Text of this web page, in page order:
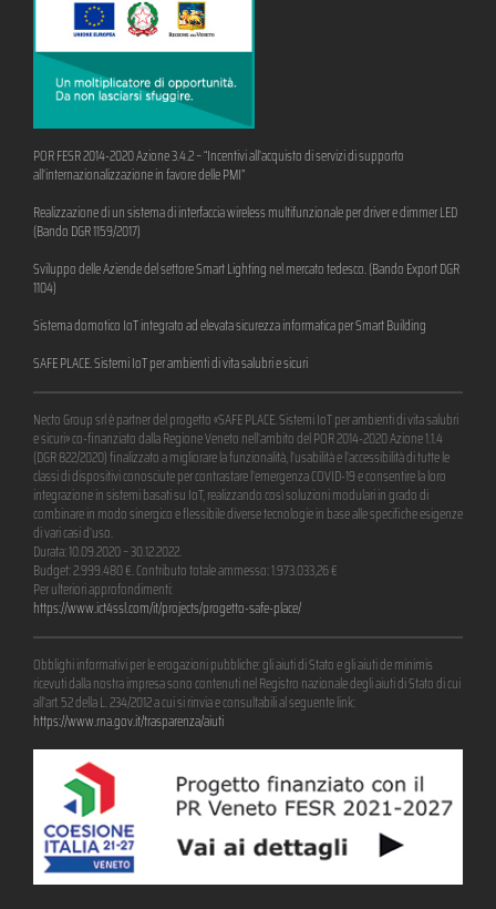
POR FESR 2014-2020 Azione 3.4.2 – “Incentivi all’acquisto di servizi di supporto
all’internazionalizzazione in favore delle PMI”
Realizzazione di un sistema di interfaccia wireless multifunzionale per driver e dimmer LED
(Bando DGR 1159/2017)
Sviluppo delle Aziende del settore Smart Lighting nel mercato tedesco. (Bando Export DGR
1104)
Sistema domotico IoT integrato ad elevata sicurezza informatica per Smart Building
SAFE PLACE. Sistemi IoT per ambienti di vita salubri e sicuri
Necto Group srl è partner del progetto «SAFE PLACE. Sistemi IoT per ambienti di vita salubri
e sicuri» co-finanziato dalla Regione Veneto nell’ambito del POR 2014-2020 Azione 1.1.4
(DGR 822/2020) finalizzato a migliorare la funzionalità, l’usabilità e l’accessibilità di tutte le
classi di dispositivi conosciute per contrastare l’emergenza COVID-19 e consentire la loro
integrazione in sistemi basati su IoT, realizzando così soluzioni modulari in grado di
combinare in modo sinergico e flessibile diverse tecnologie in base alle specifiche esigenze
di vari casi d’uso.
Durata: 10.09.2020 – 30.12.2022.
Budget: 2.999.480 €. Contributo totale ammesso: 1.973.033,26 €
Per ulteriori approfondimenti:
https://www.ict4ssl.com/it/projects/progetto-safe-place/
Obblighi informativi per le erogazioni pubbliche: gli aiuti di Stato e gli aiuti de minimis
ricevuti dalla nostra impresa sono contenuti nel Registro nazionale degli aiuti di Stato di cui
all’art. 52 della L. 234/2012 a cui si rinvia e consultabili al seguente link:
https://www.rna.gov.it/trasparenza/aiuti